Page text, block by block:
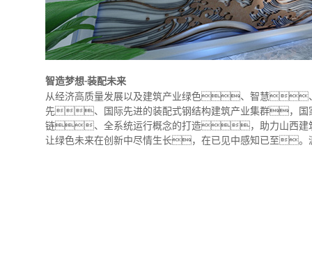
智造梦想-装配未来
从经济高质量发展以及建筑产业绿色、智慧
先、国际先进的装配式钢结构建筑产业集群，国
链、全系统运行概念的打造，助力山西建
让绿色未来在创新中尽情生长，在已见中感知已至。